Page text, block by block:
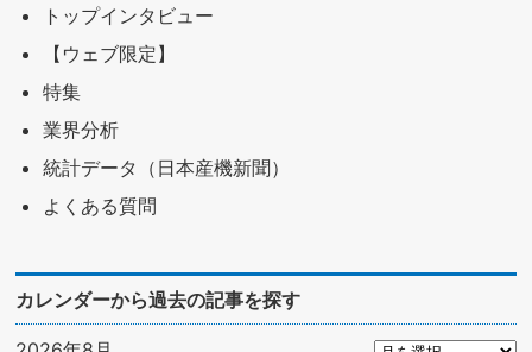
トップインタビュー
【ウェブ限定】
特集
業界分析
統計データ（日本産機新聞）
よくある質問
カレンダーから過去の記事を探す